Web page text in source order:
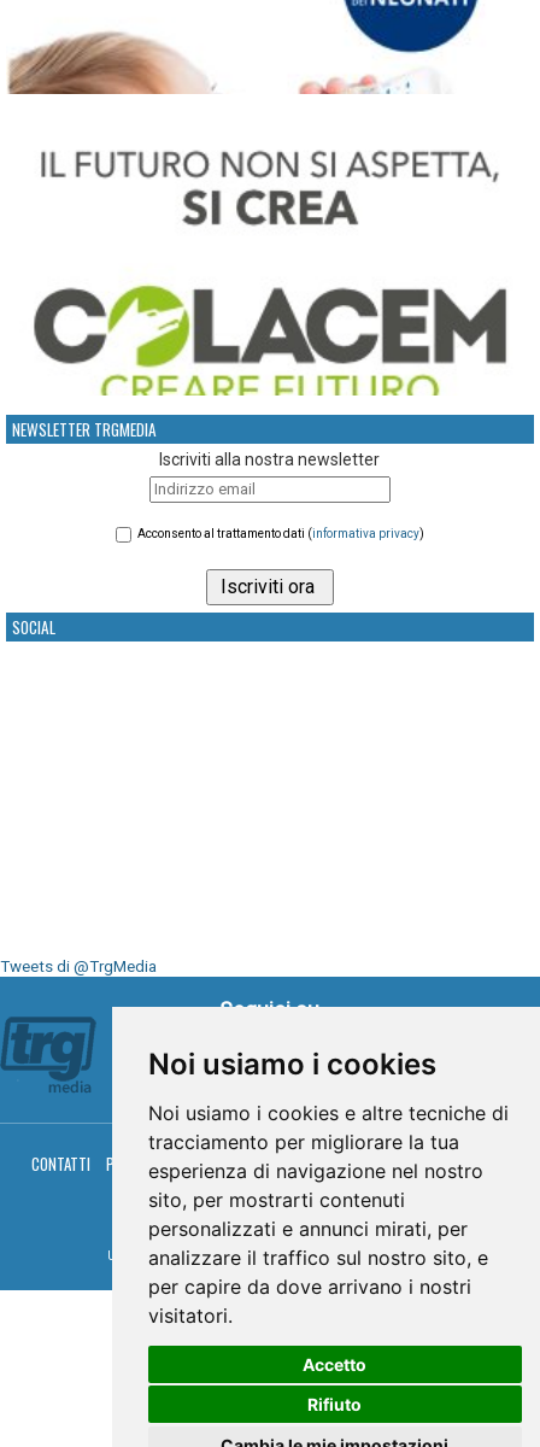
Noi usiamo i cookies
Noi usiamo i cookies e altre tecniche di
tracciamento per migliorare la tua
esperienza di navigazione nel nostro
sito, per mostrarti contenuti
personalizzati e annunci mirati, per
analizzare il traffico sul nostro sito, e
per capire da dove arrivano i nostri
visitatori.
Accetto
Rifiuto
NEWSLETTER TRGMEDIA
Iscriviti alla nostra newsletter
Acconsento al trattamento dati (informativa privacy)
SOCIAL
Tweets di @TrgMedia
Seguici su
CONTATTI PRIVACY COOKIES PALINSESTO DIRETTA TV
DIRETTA RADIO
RGM HITRADIO
© TRG Media 2005-2026
Umbria Televisioni s.r.l. - P.I.00496230541 - www.trgmedia.it- Powered by